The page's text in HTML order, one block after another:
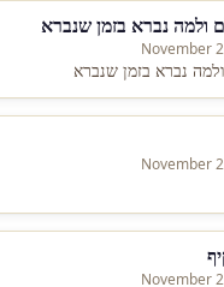
November
November
November